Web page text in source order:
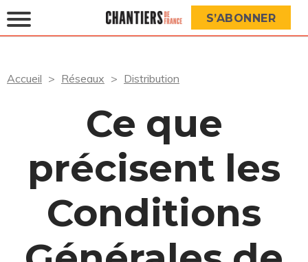
S’ABONNER
Accueil Réseaux Distribution
Ce que
précisent les
Conditions